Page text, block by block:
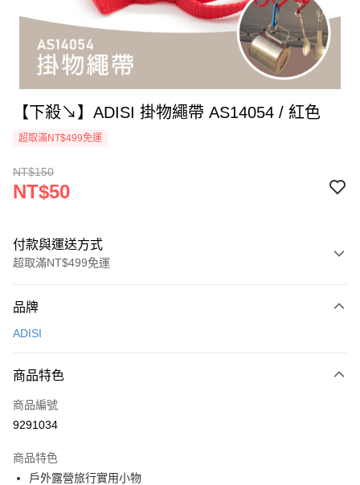
【下殺↘】ADISI 掛物繩帶 AS14054 / 紅色
超取滿NT$499免運
NT$150
NT$50
付款與運送方式
超取滿NT$499免運
信用卡一次付款
LINE Pay
Apple Pay
悠遊付
品牌
ADISI
商品特色
商品編號
9291034
商品特色
戶外露營旅行實用小物